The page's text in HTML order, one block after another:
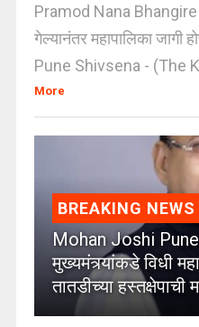
Pramod Nana Bhangire
गेल्यानंतर महापालिका जागी
Pune Shivsena - (The
More
BREAKING NEWS
Mohan Joshi Pune
मुख्यमंत्र्यांकडे विधी
तातडीच्या हस्तक्षेपाची